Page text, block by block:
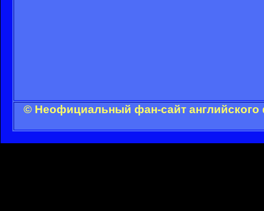
© Неофициальный фан-сайт английского